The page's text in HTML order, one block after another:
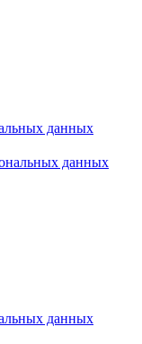
данных
данных
данных